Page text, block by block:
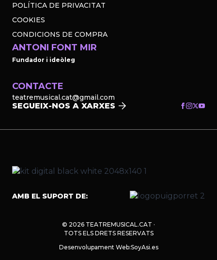
POLÍTICA DE PRIVACITAT
COOKIES
CONDICIONS DE COMPRA
ANTONI FONT MIR
Fundador i ideòleg
CONTACTE
teatremusical.cat@gmail.com
SEGUEIX-NOS A XARXES
AMB EL SUPORT DE:
© 2026 TEATREMUSICAL.CAT ·
TOTS ELS DRETS RESERVATS
Desenvolupament Web:SoyAsi.es